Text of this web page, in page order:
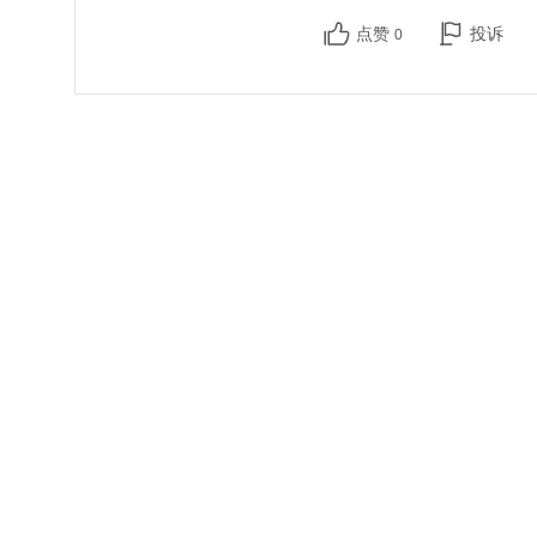
点赞 0 投诉